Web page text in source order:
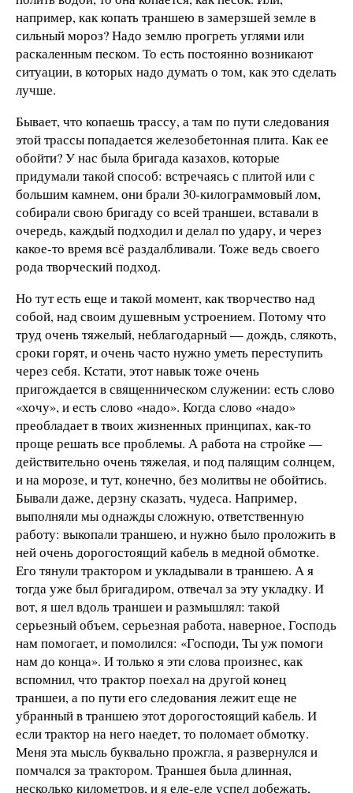
например, как копать траншею в замерзшей земле в
сильный мороз? Надо землю прогреть углями или
раскаленным песком. То есть постоянно возникают
ситуации, в которых надо думать о том, как это сделать
лучше.
Бывает, что копаешь трассу, а там по пути следования
этой трассы попадается железобетонная плита. Как ее
обойти? У нас была бригада казахов, которые
придумали такой способ: встречаясь с плитой или с
большим камнем, они брали 30‑килограммовый лом,
собирали свою бригаду со всей траншеи, вставали в
очередь, каждый подходил и делал по удару, и через
какое-то время всё раздалбливали. Тоже ведь своего
рода творческий подход.
Но тут есть еще и такой момент, как творчество над
собой, над своим душевным устроением. Потому что
труд очень тяжелый, неблагодарный — дождь, слякоть,
сроки горят, и очень часто нужно уметь переступить
через себя. Кстати, этот навык тоже очень
пригождается в священническом служении: есть слово
«хочу», и есть слово «надо». Когда слово «надо»
преобладает в твоих жизненных принципах, как-то
проще решать все проблемы. А работа на стройке —
действительно очень тяжелая, и под палящим солнцем,
и на морозе, и тут, конечно, без молитвы не обойтись.
Бывали даже, дерзну сказать, чудеса. Например,
выполняли мы однажды сложную, ответственную
работу: выкопали траншею, и нужно было проложить в
ней очень дорогостоящий кабель в медной обмотке.
Его тянули трактором и укладывали в траншею. А я
тогда уже был бригадиром, отвечал за эту укладку. И
вот, я шел вдоль траншеи и размышлял: такой
серьезный объем, серьезная работа, наверное, Господь
нам помогает, и помолился: «Господи, Ты уж помоги
нам до конца». И только я эти слова произнес, как
вспомнил, что трактор поехал на другой конец
траншеи, а по пути его следования лежит еще не
убранный в траншею этот дорогостоящий кабель. И
если трактор на него наедет, то поломает обмотку.
Меня эта мысль буквально прожгла, я развернулся и
помчался за трактором. Траншея была длинная,
несколько километров, и я еле-еле успел добежать,